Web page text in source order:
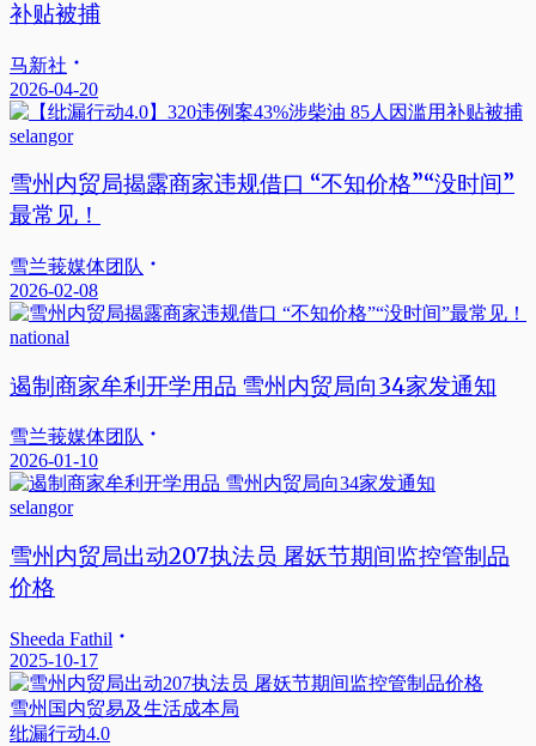
补贴被捕
马新社
2026-04-20
selangor
雪州内贸局揭露商家违规借口 “不知价格”“没时间”
最常见！
雪兰莪媒体团队
2026-02-08
national
遏制商家牟利开学用品 雪州内贸局向34家发通知
雪兰莪媒体团队
2026-01-10
selangor
雪州内贸局出动207执法员 屠妖节期间监控管制品
价格
Sheeda Fathil
2025-10-17
雪州国内贸易及生活成本局
纰漏行动4.0